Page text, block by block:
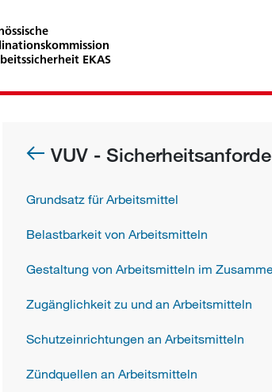
EKAS
VUV -
Grundsatz für Arbeitsmittel
Belastbarkeit von Arbeitsmitteln
Gestaltung von Arbeitsmitteln im
Zugänglichkeit zu und an Arbeitsmitteln
Schutzeinrichtungen an Arbeitsmitteln
Zündquellen an Arbeitsmitteln